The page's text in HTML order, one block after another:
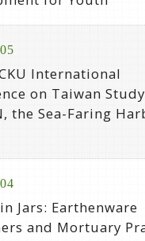
International
on Taiwan
the Sea-Faring
Jars: Earthenware
and Mortuary